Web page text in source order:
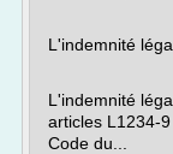
L'indemnité
L'indemnité
articles L1234-
Code du...